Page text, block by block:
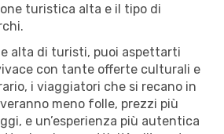
turistica alta e il tipo di
alta di turisti, puoi aspettarti
con tante offerte culturali e
i viaggiatori che si recano in
meno folle, prezzi più
e un’esperienza più autentica